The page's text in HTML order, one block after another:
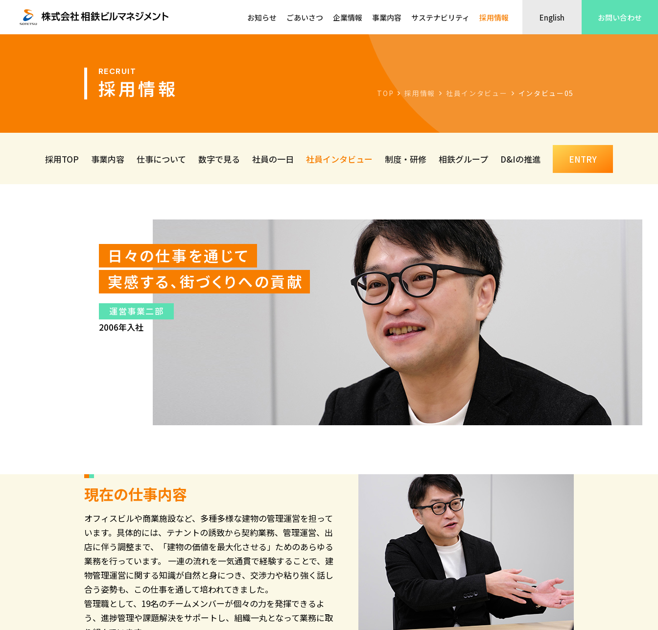
お知らせ ごあいさつ 企業情報 事業内容 サステナビリティ 採用情報 English お問い合わせ
採用情報 TOP 採用情報 社員インタビュー インタビュー05
採用TOP 事業内容 仕事について 数字で見る 社員の一日 社員インタビュー 制度・研修 相鉄グループ D&Iの推進 ENTRY
日々の仕事を通じて
実感する、街づくりへの貢献
運営事業二部
2006年入社
現在の仕事内容
オフィスビルや商業施設など、多種多様な建物の管理運営を担って
います。具体的には、テナントの誘致から契約業務、管理運営、出
店に伴う調整まで、「建物の価値を最大化させる」ためのあらゆる
業務を行っています。 一連の流れを一気通貫で経験することで、建
物管理運営に関する知識が自然と身につき、交渉力や粘り強く話し
合う姿勢も、この仕事を通して培われてきました。
管理職として、19名のチームメンバーが個々の力を発揮できるよ
う、進捗管理や課題解決をサポートし、組織一丸となって業務に取